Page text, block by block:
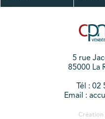
5 rue
85000 La
Tél :
Email :
Création